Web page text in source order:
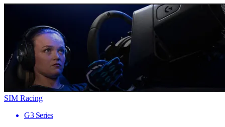
SIM Racing
G3 Series